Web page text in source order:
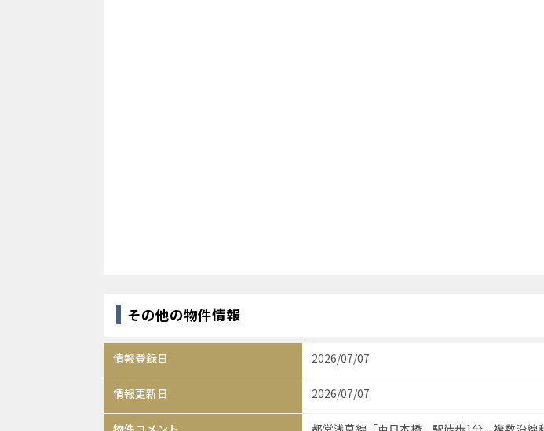
その他の物件情報
情報登録日 2026/07/07
情報更新日 2026/07/07